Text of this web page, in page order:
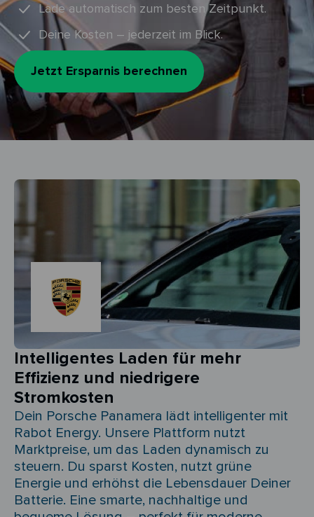
Lade automatisch zum besten Zeitpunkt.
Deine Kosten – jederzeit im Blick.
Jetzt Ersparnis berechnen
Intelligentes Laden für mehr
Effizienz und niedrigere
Stromkosten
Dein Porsche Panamera lädt intelligenter mit
Rabot Energy. Unsere Plattform nutzt
Marktpreise, um das Laden dynamisch zu
steuern. Du sparst Kosten, nutzt grüne
Energie und erhöhst die Lebensdauer Deiner
Batterie. Eine smarte, nachhaltige und